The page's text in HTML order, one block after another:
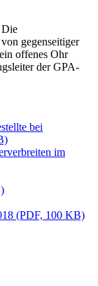
gegenseitiger
offenes Ohr
der GPA-
bei
im
(PDF, 100 KB)